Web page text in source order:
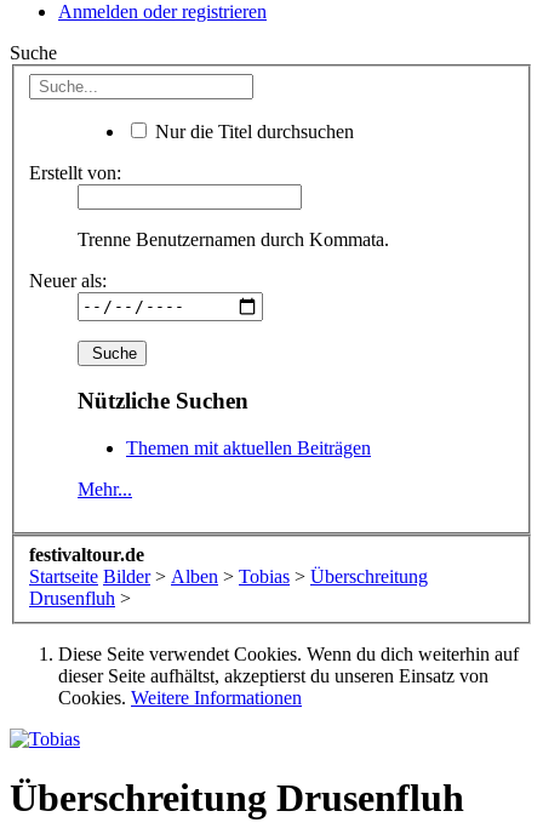
Anmelden oder registrieren
Suche
Nur die Titel durchsuchen
Erstellt von:
Trenne Benutzernamen durch Kommata.
Neuer als:
Nützliche Suchen
Themen mit aktuellen Beiträgen
Mehr...
festivaltour.de
Startseite Bilder > Alben > Tobias > Überschreitung
Drusenfluh >
Diese Seite verwendet Cookies. Wenn du dich weiterhin auf
dieser Seite aufhältst, akzeptierst du unseren Einsatz von
Cookies. Weitere Informationen
Überschreitung Drusenfluh